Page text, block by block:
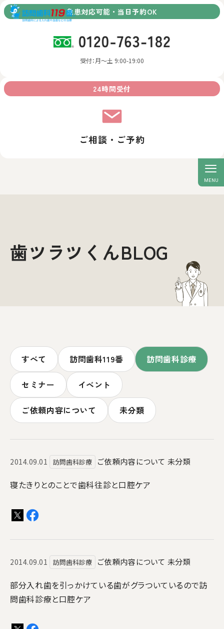
急患対応可能・当日予約OK
受付：月～土 9:00-19:00
24時間受付
ご相談・ご予約
歯ツラツくんBLOG
すべて 訪問歯科119番 訪問歯科診療
セミナー イベント
ご依頼内容について 未分類
2014.09.01 訪問歯科診療 ご依頼内容について 未分類
寝たきりとのことで歯科往診と口腔ケア
2014.09.01 訪問歯科診療 ご依頼内容について 未分類
部分入れ歯を引っかけている歯がグラついているので訪
問歯科診療と口腔ケア